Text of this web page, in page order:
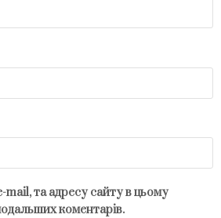
mail, та адресу сайту в цьому
коментарів.